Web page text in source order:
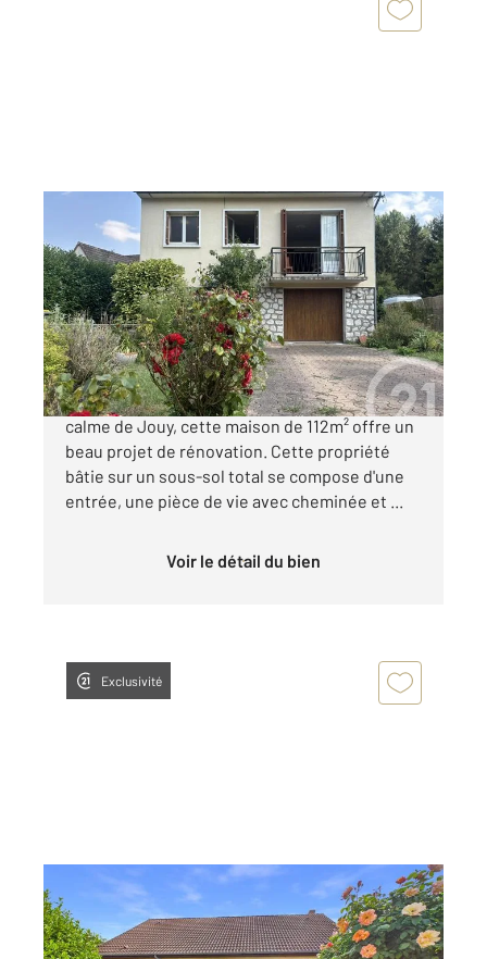
CHARTRES 28
112,11 m2, 4 pièces
Ref : 27864
Maison à vendre
195 000 €
JOUY - VALLEE DE L'EURE Nichée dans le
calme de Jouy, cette maison de 112m² offre un
beau projet de rénovation. Cette propriété
bâtie sur un sous-sol total se compose d'une
entrée, une pièce de vie avec cheminée et ...
Voir le détail du bien
Exclusivité
CHARTRES 28
89,97 m
, 4 pièces
Ref : 27858